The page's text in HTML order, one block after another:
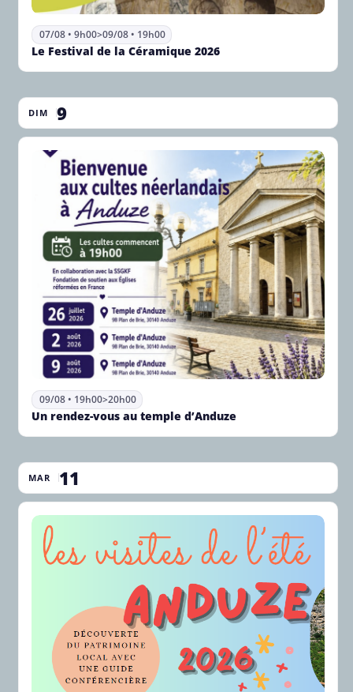
Le Festival de la Céramique 2026
07/08 • 9h00>09/08 • 19h00
DIM 9
Un rendez-vous au temple d’Anduze
09/08 • 19h00>20h00
MAR 11